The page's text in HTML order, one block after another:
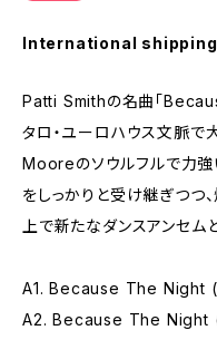
International
Patti Smithの名曲「
タロ・ユーロハウス文脈
Mooreのソウルフルで力強
をしっかりと受け継ぎつつ
上で新たなダンスアンセム
A1. Because The Night
A2. Because The Night